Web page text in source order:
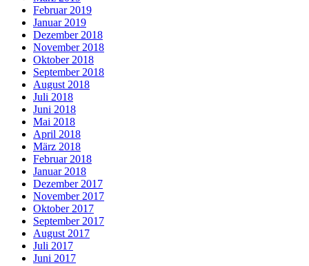
Februar 2019
Januar 2019
Dezember 2018
November 2018
Oktober 2018
September 2018
August 2018
Juli 2018
Juni 2018
Mai 2018
April 2018
März 2018
Februar 2018
Januar 2018
Dezember 2017
November 2017
Oktober 2017
September 2017
August 2017
Juli 2017
Juni 2017